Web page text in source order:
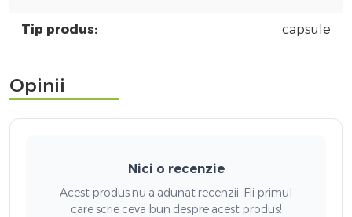
Tip produs: capsule
Opinii
Nici o recenzie
Acest produs nu a adunat recenzii. Fii primul
care scrie ceva bun despre acest produs!